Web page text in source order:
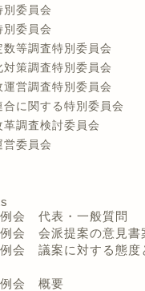
別委員会
別委員会
数等調査特別委員会
対策調査特別委員会
運営調査特別委員会
合に関する特別委員会
革調査検討委員会
営委員会
会 代表・一般質問
会 会派提案の意見
会 議案に対する態度
会 概要